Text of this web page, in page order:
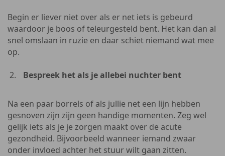
Begin er liever niet over als er net iets is gebeurd
waardoor je boos of teleurgesteld bent. Het kan dan al
snel omslaan in ruzie en daar schiet niemand wat mee
op.
Bespreek het als je allebei nuchter bent
Na een paar borrels of als jullie net een lijn hebben
gesnoven zijn zijn geen handige momenten. Zeg wel
gelijk iets als je je zorgen maakt over de acute
gezondheid. Bijvoorbeeld wanneer iemand zwaar
onder invloed achter het stuur wilt gaan zitten.